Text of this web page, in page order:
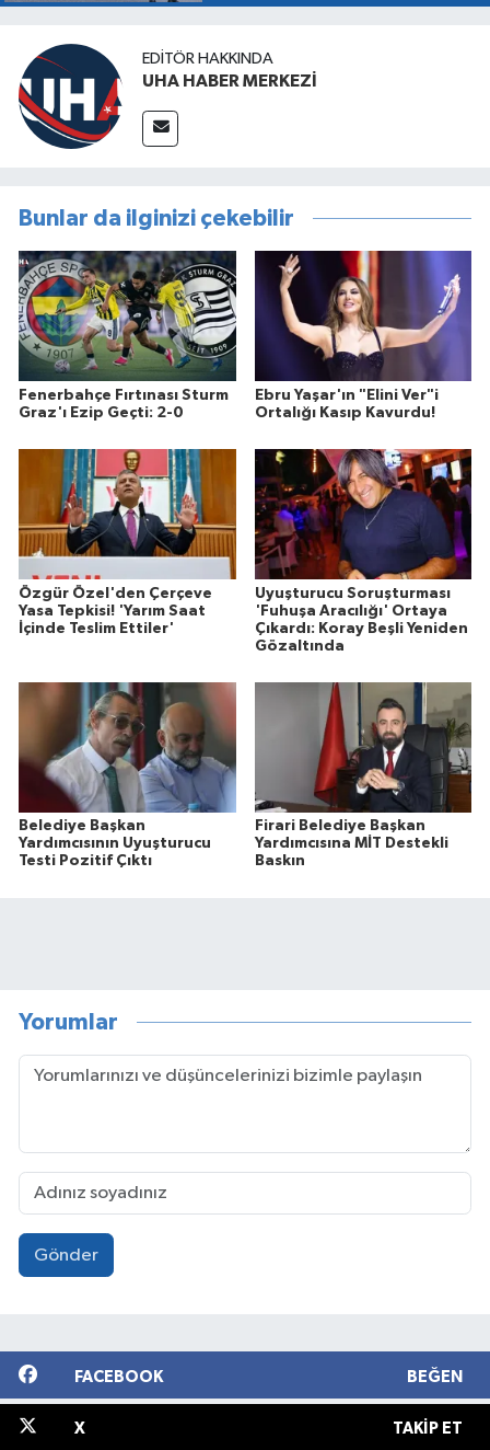
EDITÖR HAKKINDA
UHA HABER MERKEZİ
Bunlar da ilginizi çekebilir
Fenerbahçe Fırtınası Sturm
Graz'ı Ezip Geçti: 2-0
Ebru Yaşar'ın "Elini Ver"i
Ortalığı Kasıp Kavurdu!
Özgür Özel'den Çerçeve
Yasa Tepkisi! 'Yarım Saat
İçinde Teslim Ettiler'
Uyuşturucu Soruşturması
'Fuhuşa Aracılığı' Ortaya
Çıkardı: Koray Beşli Yeniden
Gözaltında
Belediye Başkan
Yardımcısının Uyuşturucu
Testi Pozitif Çıktı
Firari Belediye Başkan
Yardımcısına MİT Destekli
Baskın
Yorumlar
Gönder
FACEBOOK BEĞEN
X TAKIP ET